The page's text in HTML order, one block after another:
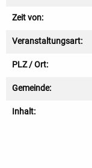
Zeit von:
Veranstaltungsart:
PLZ / Ort:
Gemeinde:
Inhalt: